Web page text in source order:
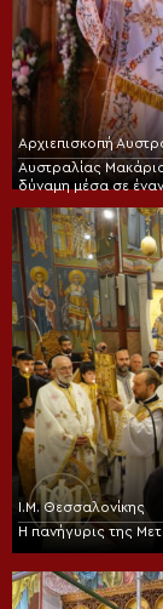
Αρχιεπισκοπή
Αυστραλίας
δύναμη μέσα σε
Ι.Μ. Θεσσαλονίκης
Η πανήγυρις της